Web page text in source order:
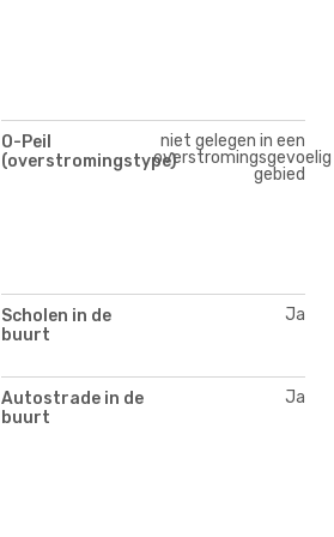
O-Peil
(overstromingstype)
niet gelegen in een
overstromingsgevoelig
gebied
Scholen in de
buurt
Ja
Autostrade in de
buurt
Ja